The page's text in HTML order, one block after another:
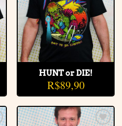
HUNT or DIE!
R$89,90